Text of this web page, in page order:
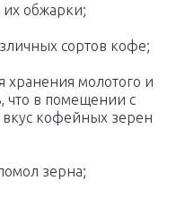
их обжарки;
сортов кофе;
хранения молотого и
что в помещении с
кофейных зерен
зерна;